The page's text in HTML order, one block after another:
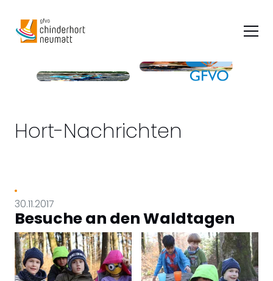
Hort-Nachrichten
30.11.2017
Besuche an den Waldtagen